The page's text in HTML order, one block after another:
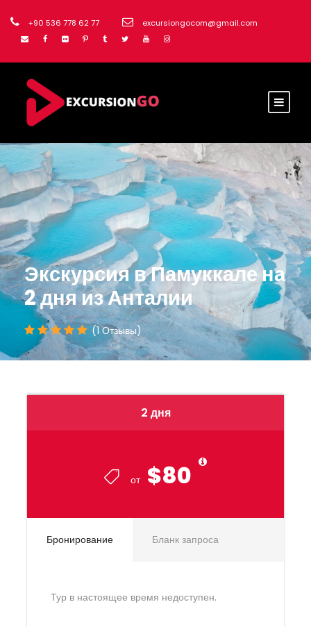
+90 536 778 62 77 excursiongocom@gmail.com
Экскурсия в Памуккале на
2 дня из Анталии
(1 Отзывы)
2 дня
от $80
Бронирование Бланк запроса
Тур в настоящее время недоступен.